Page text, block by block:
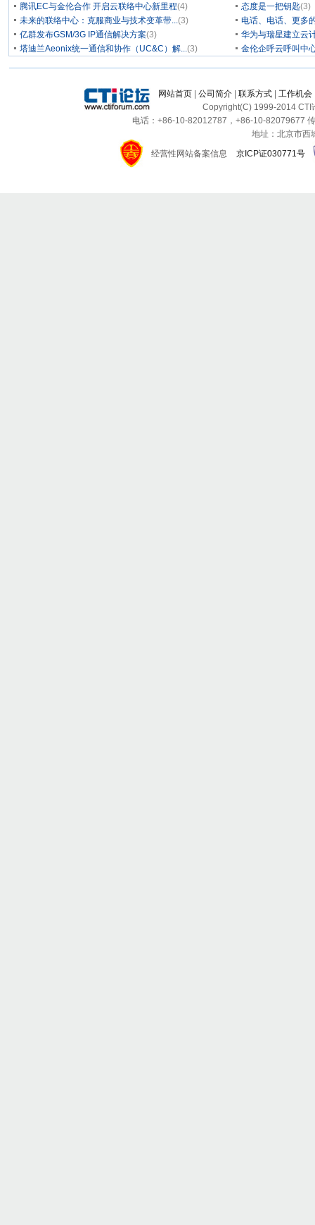
腾讯EC与金伦合作 开启云联络中心新里程(4) 态度是一把钥匙(3)
未来的联络中心：克服商业与技术变革带...(3)
电话、电话、更多
亿群发布GSM/3G IP通信解决方案(3)
华为与瑞星建立云
塔迪兰Aeonix统一通信和协作（UC&C）解...(3) 金伦企呼云呼叫中
网站首页 公司简介 联系方式 工作机会
Copyright(C) 1999-2014 CTI
电话：+86-10-82012787，+86-10-82079677
地址：北京市西
经营性网站备案信息
京ICP证030771号